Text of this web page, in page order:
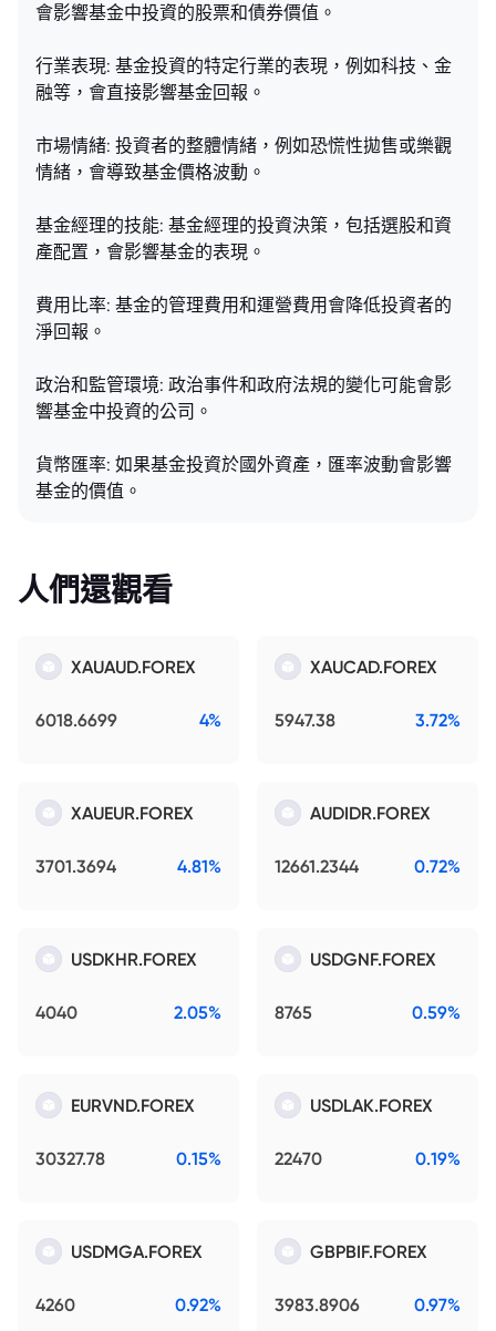
會影響基金中投資的股票和債券價值。
行業表現: 基金投資的特定行業的表現，例如科技、金
融等，會直接影響基金回報。
市場情緒: 投資者的整體情緒，例如恐慌性拋售或樂觀
情緒，會導致基金價格波動。
基金經理的技能: 基金經理的投資決策，包括選股和資
產配置，會影響基金的表現。
費用比率: 基金的管理費用和運營費用會降低投資者的
淨回報。
政治和監管環境: 政治事件和政府法規的變化可能會影
響基金中投資的公司。
貨幣匯率: 如果基金投資於國外資產，匯率波動會影響
基金的價值。
人們還觀看
XAUAUD.FOREX
6018.6699 4%
XAUCAD.FOREX
5947.38 3.72%
XAUEUR.FOREX
3701.3694 4.81%
AUDIDR.FOREX
12661.2344 0.72%
USDKHR.FOREX
4040 2.05%
USDGNF.FOREX
8765 0.59%
EURVND.FOREX
30327.78 0.15%
USDLAK.FOREX
22470 0.19%
USDMGA.FOREX
4260 0.92%
GBPBIF.FOREX
3983.8906 0.97%